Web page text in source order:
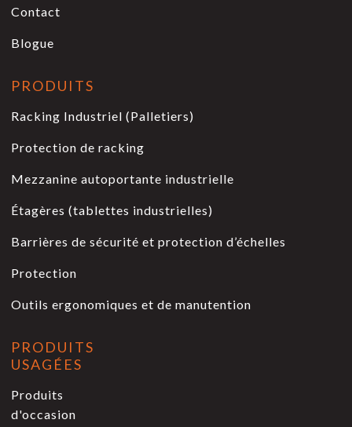
Contact
Blogue
PRODUITS
Racking Industriel (Palletiers)
Protection de racking
Mezzanine autoportante industrielle
Étagères (tablettes industrielles)
Barrières de sécurité et protection d’échelles
Protection
Outils ergonomiques et de manutention
PRODUITS
USAGÉES
Produits
d'occasion